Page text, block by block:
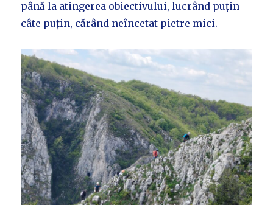
până la atingerea obiectivului, lucrând puțin
câte puțin, cărând neîncetat pietre mici.